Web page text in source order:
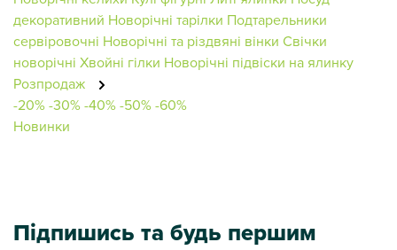
декоративний Новорічні тарілки Подтарельники
сервіровочні Новорічні та різдвяні вінки Свічки
новорічні Хвойні гілки Новорічні підвіски на ялинку
Розпродаж
-20%-30%-40%-50%-60%
Новинки
Підпишись та будь першим